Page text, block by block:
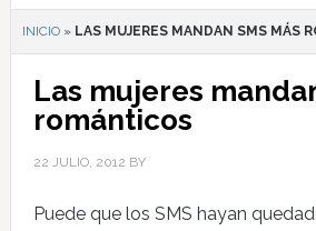
INICIO» LAS MUJERES MANDAN SMS MÁS
Las mujeres
románticos
22 JULIO, 2012 BY
Puede que los SMS hayan